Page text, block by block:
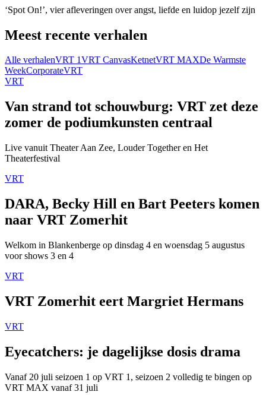
‘Spot On!’, vier afleveringen over angst, liefde en luidop jezelf zijn
Meest recente verhalen
Alle verhalenVRT 1VRT CanvasKetnetVRT MAXDe Warmste
WeekCorporateVRT
VRT
Van strand tot schouwburg: VRT zet deze
zomer de podiumkunsten centraal
Live vanuit Theater Aan Zee, Louder Together en Het
Theaterfestival
VRT
DARA, Becky Hill en Bart Peeters komen
naar VRT Zomerhit
Welkom in Blankenberge op dinsdag 4 en woensdag 5 augustus
voor shows 3 en 4
VRT
VRT Zomerhit eert Margriet Hermans
VRT
Eyecatchers: je dagelijkse dosis drama
Vanaf 20 juli seizoen 1 op VRT 1, seizoen 2 volledig te bingen op
VRT MAX vanaf 31 juli